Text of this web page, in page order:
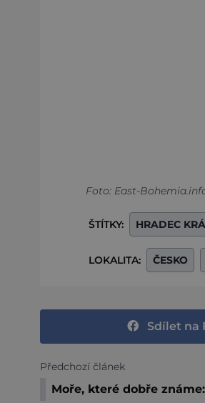
Foto: East-
ŠTÍTKY: HRADEC
LOKALITA: ČESKO
Sdílet na
Předchozí článek
Moře, které dobře